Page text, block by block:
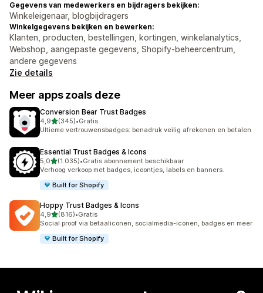
Gegevens van medewerkers en bijdragers bekijken:
Winkeleigenaar, blogbijdragers
Winkelgegevens bekijken en bewerken:
Klanten, producten, bestellingen, kortingen, winkelanalytics,
Webshop, aangepaste gegevens, Shopify-beheercentrum,
andere gegevens
Zie details
Meer apps zoals deze
Conversion Bear Trust Badges
4,9van 5 sterren
(345)
345 recensies in totaal
•Gratis
Ultieme vertrouwensbadges: benadruk veilig afrekenen en betalen
Essential Trust Badges & Icons
5,0van 5 sterren
(1.035)
1035 recensies in totaal
•Gratis abonnement beschikbaar
Verhoog verkoop met badges, icoontjes, labels en banners.
Built for Shopify
Hoppy Trust Badges & Icons
4,9van 5 sterren
(816)
816 recensies in totaal
•Gratis
Social proof via betaaliconen, socialmedia-iconen, badges en meer
Built for Shopify